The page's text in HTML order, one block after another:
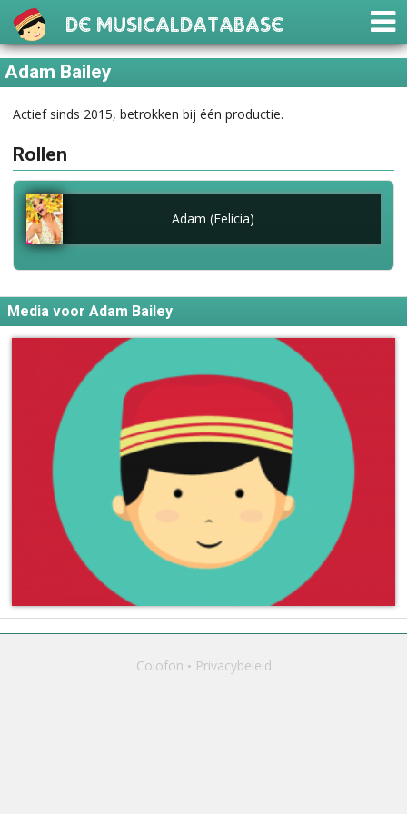
De Musicaldatabase
Adam Bailey
Actief sinds 2015, betrokken bij één productie.
Rollen
Adam (Felicia)
Media voor Adam Bailey
Colofon Privacybeleid